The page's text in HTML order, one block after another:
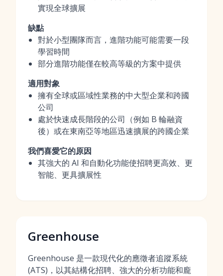
實現全球擴展
缺點
對於小型團隊而言，進階功能可能需要一段
學習時間
部分進階功能僅在較高等級的方案中提供
適用對象
擁有全球或區域性業務的中大型企業和跨國
公司
處於快速成長階段的公司（例如 B 輪融資
後）或在東南亞等地區迅速擴展的跨國企業
我們喜愛它的原因
其強大的 AI 和自動化功能使招聘更高效、更
智能、更具擴展性
Greenhouse
Greenhouse 是一款現代化的應徵者追蹤系統
(ATS)，以其結構化招聘、強大的分析功能和龐